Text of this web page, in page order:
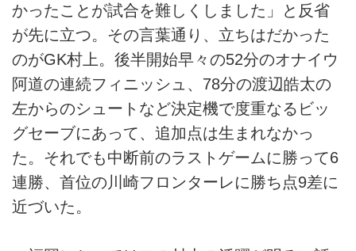
かったことが試合を難しくしました」と反省
が先に立つ。その言葉通り、立ちはだかった
のがGK村上。後半開始早々の52分のオナイウ
阿道の連続フィニッシュ、78分の渡辺皓太の
左からのシュートなど決定機で度重なるビッ
グセーブにあって、追加点は生まれなかっ
た。それでも中断前のラストゲームに勝って6
連勝、首位の川崎フロンターレに勝ち点9差に
近づいた。